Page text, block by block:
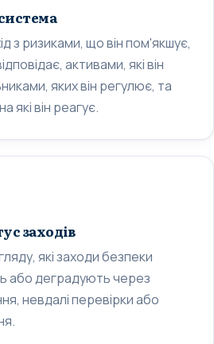
з ризиками, що він пом'якшує,
активами, які він
яких він регулює, та
які він реагує.
заходів
які заходи безпеки
або деградують через
невдалі перевірки або